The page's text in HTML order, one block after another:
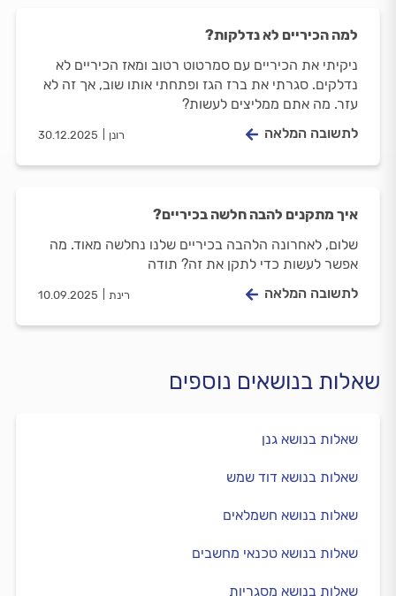
למה הכיריים לא נדלקות?
ניקיתי את הכיריים עם סמרטוט רטוב ומאז הכיריים לא
נדלקים. סגרתי את ברז הגז ופתחתי אותו שוב, אך זה לא
עזר. מה אתם ממליצים לעשות?
רונן 30.12.2025 לתשובה המלאה
איך מתקנים להבה חלשה בכיריים?
שלום, לאחרונה הלהבה בכיריים שלנו נחלשה מאוד. מה
אפשר לעשות כדי לתקן את זה? תודה
רינת 10.09.2025 לתשובה המלאה
שאלות בנושאים נוספים
שאלות בנושא גנן
שאלות בנושא דוד שמש
שאלות בנושא חשמלאים
שאלות בנושא טכנאי מחשבים
שאלות בנושא מסגריות